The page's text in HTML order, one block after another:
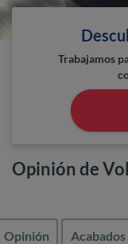
Trabajamos
Opinión de
Opinión Acabados